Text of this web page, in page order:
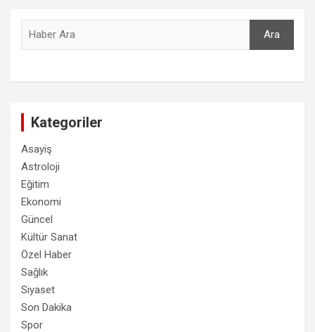
Ara
Kategoriler
Asayiş
Astroloji
Eğitim
Ekonomi
Güncel
Kültür Sanat
Özel Haber
Sağlık
Siyaset
Son Dakika
Spor